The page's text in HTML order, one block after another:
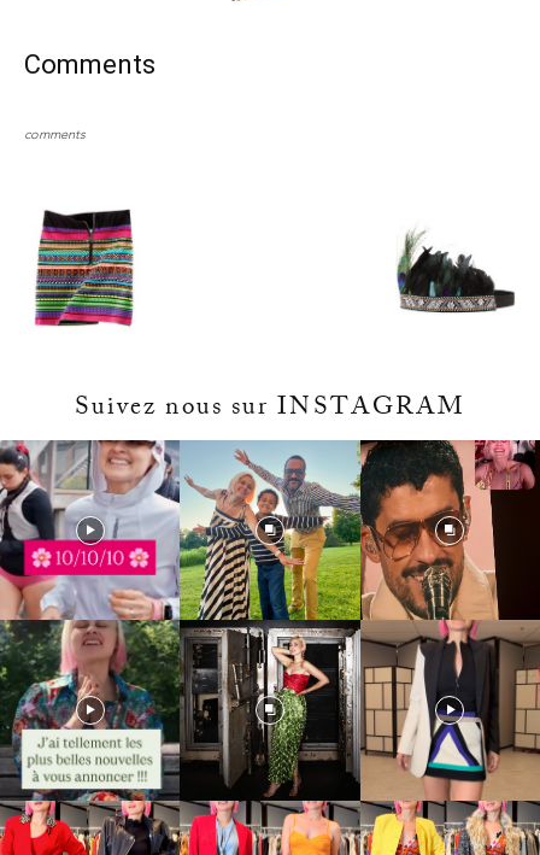
Comments
comments
Suivez nous sur INSTAGRAM